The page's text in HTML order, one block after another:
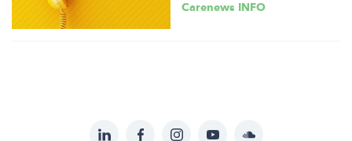
Carenews INFO
LinkedInFacebookInstagramYouTubeSoundcloud